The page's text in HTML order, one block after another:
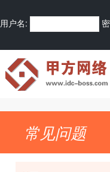
用户名:
常见问题